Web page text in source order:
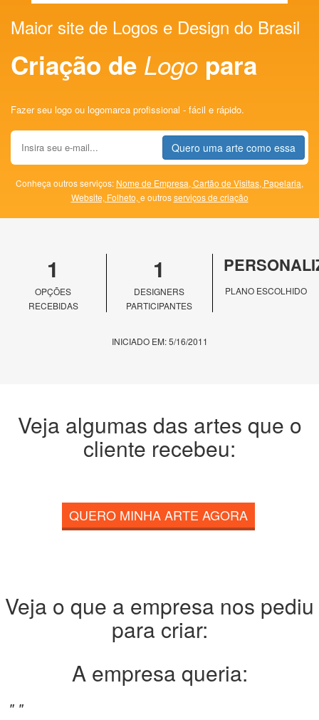
Maior site de Logos e Design do Brasil
Criação de Logo para
Fazer seu logo ou logomarca profissional - fácil e rápido.
Quero uma arte como essa
Conheça outros serviços: Nome de Empresa, Cartão de Visitas, Papelaria,
Website, Folheto, e outrosserviços de criação
1
OPÇÕES
RECEBIDAS
1
DESIGNERS
PARTICIPANTES
PLANO ESCOLHIDO
INICIADO EM: 5/16/2011
Veja algumas das artes que o
cliente recebeu:
QUERO MINHA ARTE AGORA
Veja o que a empresa nos pediu
para criar:
A empresa queria:
" "